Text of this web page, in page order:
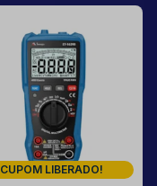
CUPOM LIBERADO!